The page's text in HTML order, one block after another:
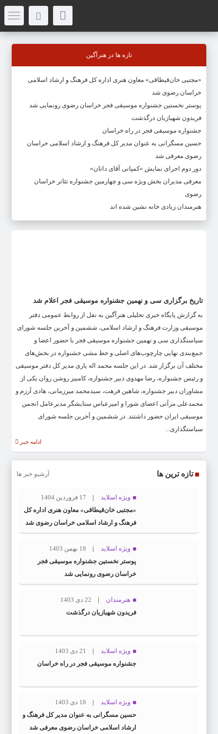
تازه ها در هنرآگین
«مجتبی خان‌قیطاقی» معاون هنری اداره کل فرهنگ و ارشاد اسلامی
خراسان رضوی شد
پوستر نخستین جشنواره موسیقی فجر خراسان رضوی رونمایی شد
فریدون شهبازیان درگذشت
جشنواره موسیقی فجر در راه خراسان
حسین مسگرانی به عنوان مدیر کل فرهنگ و ارشاد اسلامی خراسان
رضوی معرفی شد
دور دوم اجرای نمایش «کمپانی آقای داتان»
معرفی مدیران بخش ویژه سی و چهارمین جشنواره تئاتر خراسان
رضوی
هنرمندان زیادی خانه نشین شده اند
تاریخ برگزاری سی و نهمین جشنواره موسیقی فجر اعلام شد
به گزارش پایگاه خبری تحلیلی هنرآگین به نقل از روابط عمومی دفتر
موسیقی وزارت فرهنگ و ارشاد اسلامی، ششمین و آخرین جلسه شورای
سیاستگذاری سی و نهمین جشنواره موسیقی فجر با حضور اعضا و
جمع‌بندی نهایی چارچوب‌های اصلی و خط مشی جشنواره در بخش‌های
مختلف آن برگزار شد. در این جلسه محمد اله یاری مدیر کل دفتر موسیقی
و رئیس جشنواره، رضا مهدوی دبیر جشنواره، کامبیز روشن روان یکی از
مشاوران دبیر جشنواره، شاهین فرهت، سیدمحمد میرزمانی، هادی آرزم و
محمدعلی مرآتی اعضای شورا و امیرعباس ستایشگر مدیرعامل انجمن
موسیقی ایران حضور داشتند. در ششمین و آخرین جلسه شورای
سیاستگذاری...
ادامه خبر
تازه ترین ها آرشیو خبر ها
ویژه اسلاید
17 فروردین 1404
«مجتبی خان‌قیطاقی» معاون هنری اداره کل
فرهنگ و ارشاد اسلامی خراسان رضوی شد
ویژه اسلاید
18 بهمن 1403
پوستر نخستین جشنواره موسیقی فجر
خراسان رضوی رونمایی شد
هنرمندان
22 دی 1403
فریدون شهبازیان درگذشت
ویژه اسلاید
21 دی 1403
جشنواره موسیقی فجر در راه خراسان
ویژه اسلاید
18 دی 1403
حسین مسگرانی به عنوان مدیر کل فرهنگ و
ارشاد اسلامی خراسان رضوی معرفی شد